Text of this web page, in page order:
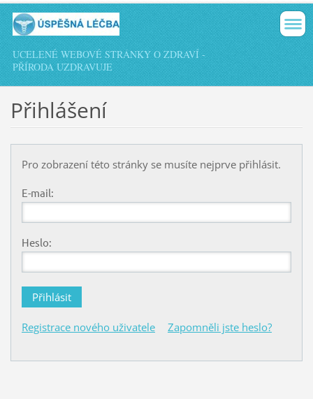
UCELENÉ WEBOVÉ STRÁNKY O ZDRAVÍ -
PŘÍRODA UZDRAVUJE
Přihlášení
Pro zobrazení této stránky se musíte nejprve přihlásit.
E-mail:
Heslo:
Registrace nového uživatele Zapomněli jste heslo?